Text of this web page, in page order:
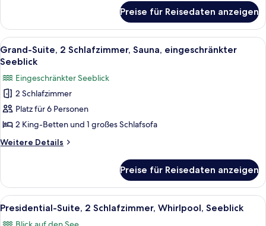
anzeigen
Suite,
1 King-
Bett
und
Preise für Reisedaten anzeigen
Alle
Fotos
Grand-
Suite,
2 Schlafzimmer,
Sauna,
eingeschränkter
Ein modernes Wohnzimmer mit
15
Grand-Suite, 2 Schlafzimmer, Sauna, eingeschränkter
Seeblick
Eingeschränkter Seeblick
2 Schlafzimmer
Platz für 6 Personen
2 King-Betten und 1 großes Schlafsofa
Weitere Details
Weitere
Suite,
2 Schlafzimmer,
Sauna,
Preise für Reisedaten anzeigen
Alle
Fotos
Ein modernes Badezimmer mit
19
Presidential-Suite, 2 Schlafzimmer, Whirlpool, Seeblick